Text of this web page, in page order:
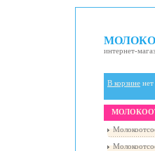
интернет-
В корзине